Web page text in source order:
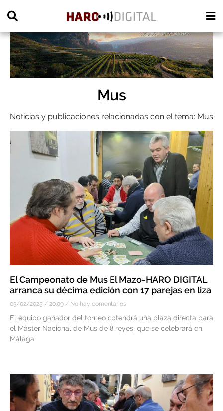
Mus
Noticias y publicaciones relacionadas con el tema: Mus
El Campeonato de Mus El Mazo-HARO DIGITAL
arranca su décima edición con 17 parejas en liza
03/02/2025 20:09 No hay comentarios
El equipo ganador del torneo obtendrá una plaza directa para
el Máster Nacional de Mus de 8 reyes, que se celebrará en
Málaga